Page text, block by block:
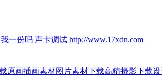
一份吗 声卡调试 http://www.17xdn.com
原画插画素材图片素材下载高精摄影下载